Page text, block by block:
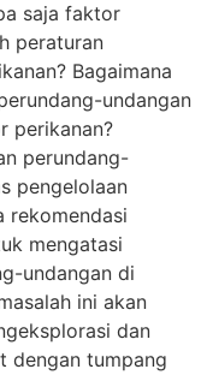
saja faktor
peraturan
Bagaimana
undangan
perikanan?
perundang-
pengelolaan
rekomendasi
mengatasi
undangan di
ini akan
dan
dengan tumpang